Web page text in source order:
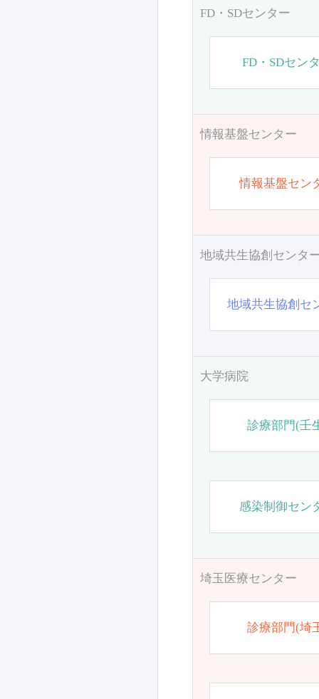
FD・SDセンター
FD・SDセン
情報基盤センター
情報基盤セン
地域共生協創センタ
地域共生協創セ
大学病院
診療部門(壬
感染制御セン
埼玉医療センター
診療部門(埼